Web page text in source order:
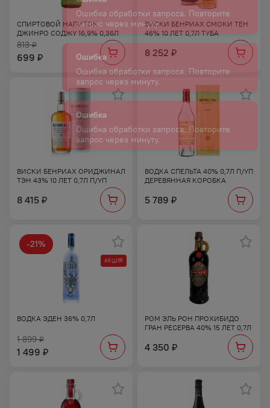
СПИРТОВОЙ НАПИТОК
ДЖИНРО СОДЖУ 16,9% 0,36Л
813 ₽
699 ₽
ВИСКИ БЕНРИАХ СМОКИ ТЕН
46% 10 ЛЕТ 0,7Л ТУБА
8 252 ₽
ВИСКИ БЕНРИАХ ОРИДЖИНАЛ
ТЭН 43% 10 ЛЕТ 0,7Л П/УП
8 415 ₽
ВОДКА СПЕЛЬТА 40% 0,7Л П/УП
ДЕРЕВЯННАЯ КОРОБКА
5 789 ₽
-21%
АКЦИЯ
ВОДКА ЭДЕН 36% 0,7Л
1 899 ₽
1 499 ₽
РОМ ЭЛЬ РОН ПРОХИБИДО
ГРАН РЕСЕРВА 40% 15 ЛЕТ 0,7Л
4 350 ₽